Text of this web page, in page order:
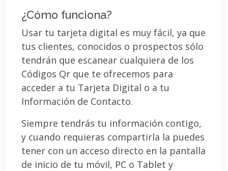
¿Cómo funciona?
Usar tu tarjeta digital es muy fácil, ya que
tus clientes, conocidos o prospectos sólo
tendrán que escanear cualquiera de los
Códigos Qr que te ofrecemos para
acceder a tu Tarjeta Digital o a tu
Información de Contacto.
Siempre tendrás tu información contigo,
y cuando requieras compartirla la puedes
tener con un acceso directo en la pantalla
de inicio de tu móvil, PC o Tablet y